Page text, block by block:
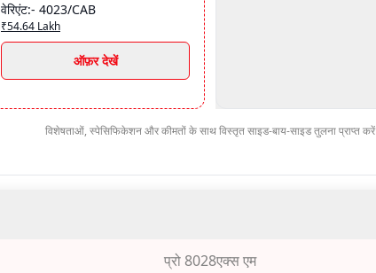
वेरिएंट:- 4023/CAB
₹54.64 Lakh
ऑफ़र देखें
विशेषताओं, स्पेसिफिकेशन और कीमतों के साथ विस्तृत साइड-बाय-साइड तुलना प्राप्त करें
प्रो 8028एक्स एम